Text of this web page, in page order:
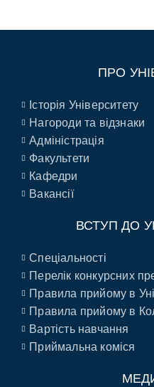
ПРО
Історія Університету
Нагороди та відзнаки
Адміністрація
Факультети
Кафедри
Вакансії
ВСТУП ДО
Спеціальності
Перелік конкурсних
Правила прийому в
Правила прийому в
Вартість навчання
Приймальна коміся